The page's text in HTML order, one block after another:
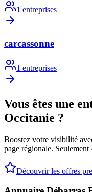
1 entreprises
carcassonne
1 entreprises
Vous êtes une
Occitanie ?
Boostez votre visibilité
page régionale.
Découvrir les offres